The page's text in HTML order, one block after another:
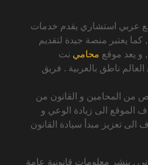
عربي استشاري يقدم خدمات
يعتبر منصة جيدة لتقديم
, و يعد موقع محامي نت
ناطق بالعربية . فريق
من المحامين و القانون من
الموقع الى زيادة الوعي و
الى تعزيز مبدأ سيادة القانون
, ينشر معلومات قانونية عامة